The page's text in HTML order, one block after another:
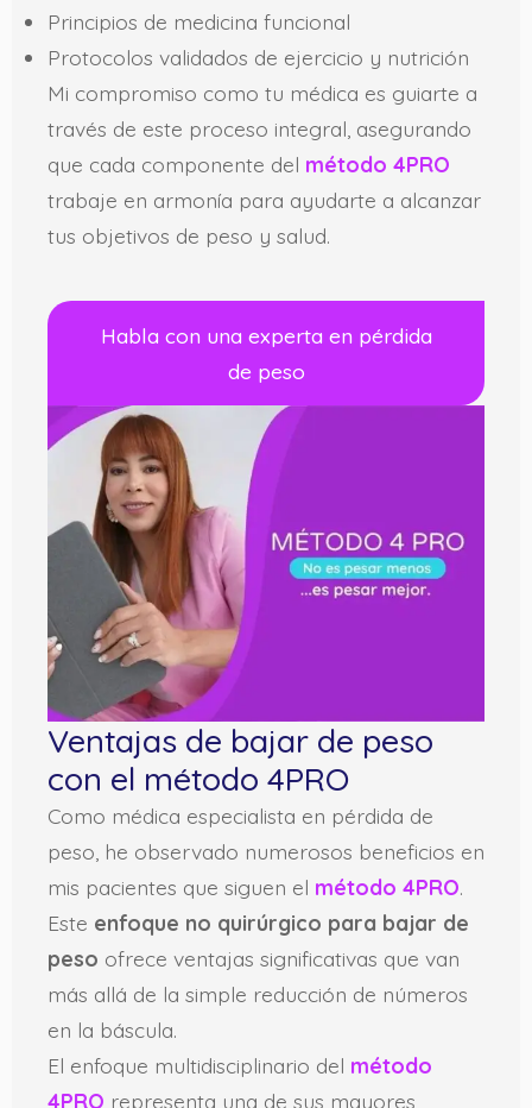
Principios de medicina funcional
Protocolos validados de ejercicio y nutrición
Mi compromiso como tu médica es guiarte a
través de este proceso integral, asegurando
que cada componente del método 4PRO
trabaje en armonía para ayudarte a alcanzar
tus objetivos de peso y salud.
Habla con una experta en pérdida
de peso
Ventajas de bajar de peso
con el método 4PRO
Como médica especialista en pérdida de
peso, he observado numerosos beneficios en
mis pacientes que siguen el método 4PRO.
Este enfoque no quirúrgico para bajar de
peso ofrece ventajas significativas que van
más allá de la simple reducción de números
en la báscula.
El enfoque multidisciplinario del método
4PRO representa una de sus mayores